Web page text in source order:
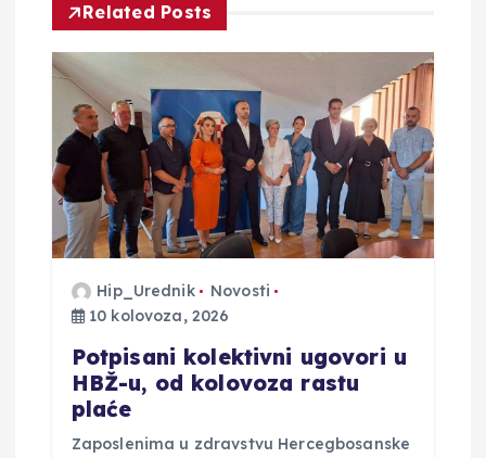
a
o
b
a
Related Posts
Hip_Urednik
Novosti
10 kolovoza, 2026
Potpisani kolektivni ugovori u
HBŽ-u, od kolovoza rastu
plaće
Zaposlenima u zdravstvu Hercegbosanske